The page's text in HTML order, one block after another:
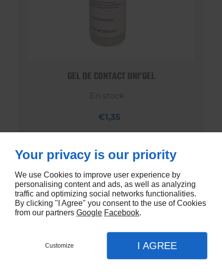
GEL DE CONTACT UNI’GEL
En stock
€1,35
Your privacy is our priority
We use Cookies to improve user experience by
personalising content and ads, as well as analyzing
traffic and optimizing social networks functionalities.
By clicking "I Agree" you consent to the use of Cookies
from our partners Google Facebook.
Customize I AGREE